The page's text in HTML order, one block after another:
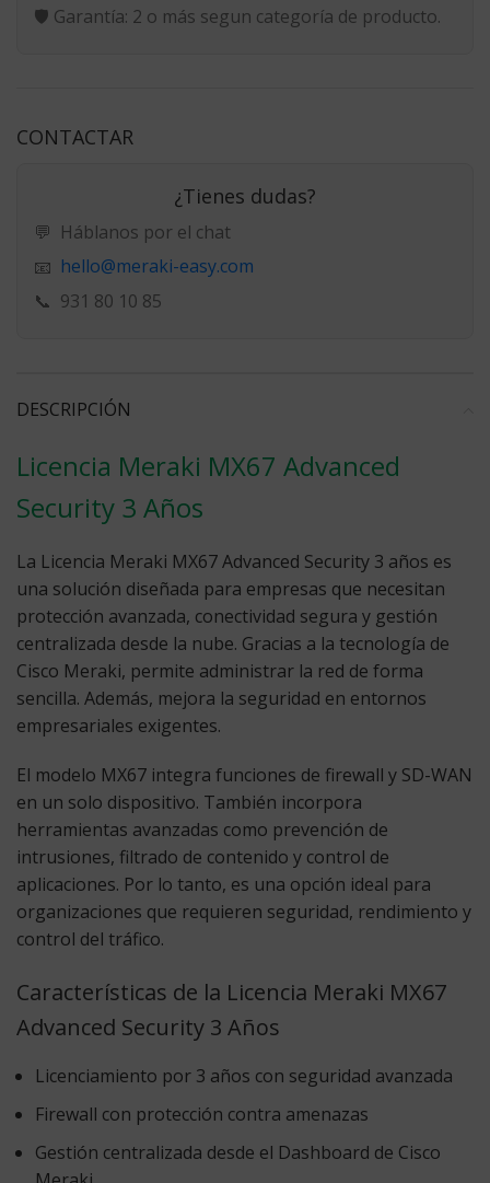
🛡️ Garantía: 2 o más segun categoría de producto.
CONTACTAR
¿Tienes dudas?
💬 Háblanos por el chat
📧 hello@meraki-easy.com
📞 931 80 10 85
DESCRIPCIÓN
Licencia Meraki MX67 Advanced
Security 3 Años
La Licencia Meraki MX67 Advanced Security 3 años es
una solución diseñada para empresas que necesitan
protección avanzada, conectividad segura y gestión
centralizada desde la nube. Gracias a la tecnología de
Cisco Meraki, permite administrar la red de forma
sencilla. Además, mejora la seguridad en entornos
empresariales exigentes.
El modelo MX67 integra funciones de firewall y SD-WAN
en un solo dispositivo. También incorpora
herramientas avanzadas como prevención de
intrusiones, filtrado de contenido y control de
aplicaciones. Por lo tanto, es una opción ideal para
organizaciones que requieren seguridad, rendimiento y
control del tráfico.
Características de la Licencia Meraki MX67
Advanced Security 3 Años
Licenciamiento por 3 años con seguridad avanzada
Firewall con protección contra amenazas
Gestión centralizada desde el Dashboard de Cisco